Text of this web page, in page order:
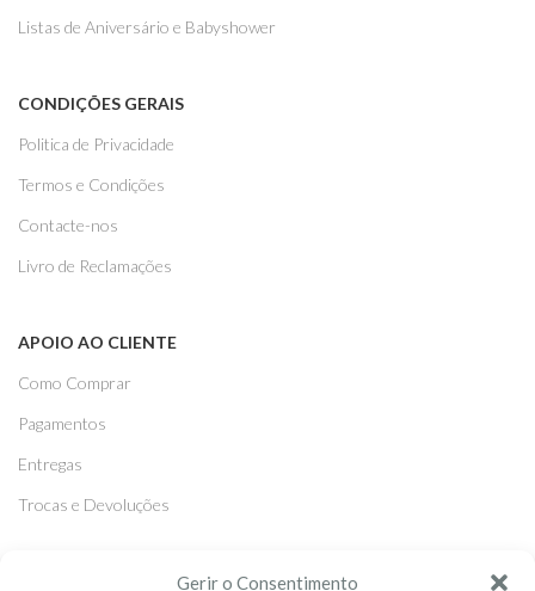
Gerir o Consentimento
Listas de Aniversário e Babyshower
CONDIÇÕES GERAIS
Politica de Privacidade
Termos e Condições
Contacte-nos
Livro de Reclamações
APOIO AO CLIENTE
Como Comprar
Pagamentos
Entregas
Trocas e Devoluções